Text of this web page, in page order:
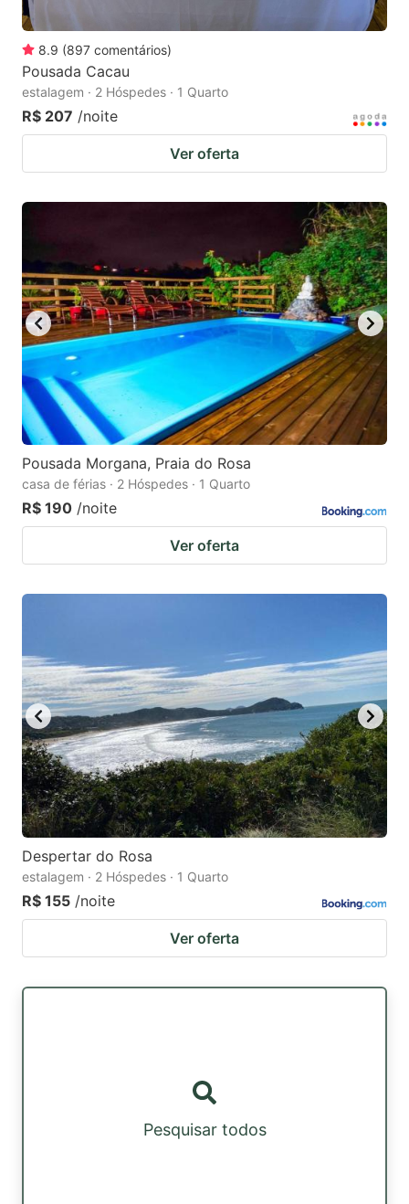
8.9 (897 comentários)
Pousada Cacau
estalagem · 2 Hóspedes · 1 Quarto
R$ 207 /noite
Ver oferta
Pousada Morgana, Praia do Rosa
casa de férias · 2 Hóspedes · 1 Quarto
R$ 190 /noite
Ver oferta
Despertar do Rosa
estalagem · 2 Hóspedes · 1 Quarto
R$ 155 /noite
Ver oferta
Pesquisar todos